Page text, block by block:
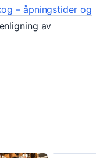
– åpningstider og
av